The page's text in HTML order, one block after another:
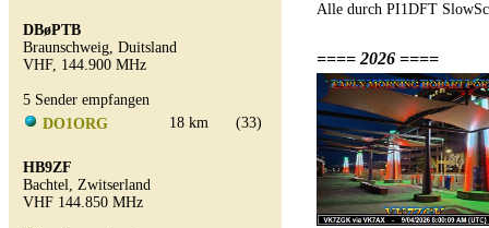
DBøPTB
Braunschweig, Duitsland
VHF, 144.900 MHz
5 Sender empfangen
DO1ORG
18 km (33)
HB9ZF
Bachtel, Zwitserland
VHF 144.850 MHz
Alle durch PI1DFT
==== 2026 ====